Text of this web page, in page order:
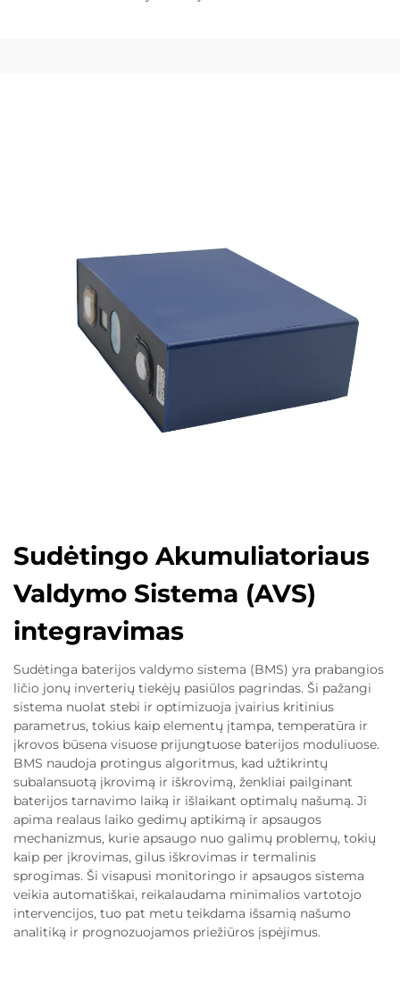
Sudėtingo Akumuliatoriaus
Valdymo Sistema (AVS)
integravimas
Sudėtinga baterijos valdymo sistema (BMS) yra prabangios
ličio jonų inverterių tiekėjų pasiūlos pagrindas. Ši pažangi
sistema nuolat stebi ir optimizuoja įvairius kritinius
parametrus, tokius kaip elementų įtampa, temperatūra ir
įkrovos būsena visuose prijungtuose baterijos moduliuose.
BMS naudoja protingus algoritmus, kad užtikrintų
subalansuotą įkrovimą ir iškrovimą, ženkliai pailginant
baterijos tarnavimo laiką ir išlaikant optimalų našumą. Ji
apima realaus laiko gedimų aptikimą ir apsaugos
mechanizmus, kurie apsaugo nuo galimų problemų, tokių
kaip per įkrovimas, gilus iškrovimas ir termalinis
sprogimas. Ši visapusi monitoringo ir apsaugos sistema
veikia automatiškai, reikalaudama minimalios vartotojo
intervencijos, tuo pat metu teikdama išsamią našumo
analitiką ir prognozuojamos priežiūros įspėjimus.